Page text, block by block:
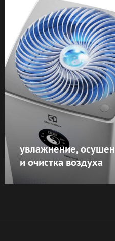
увлажнение,
и очистка воздуха